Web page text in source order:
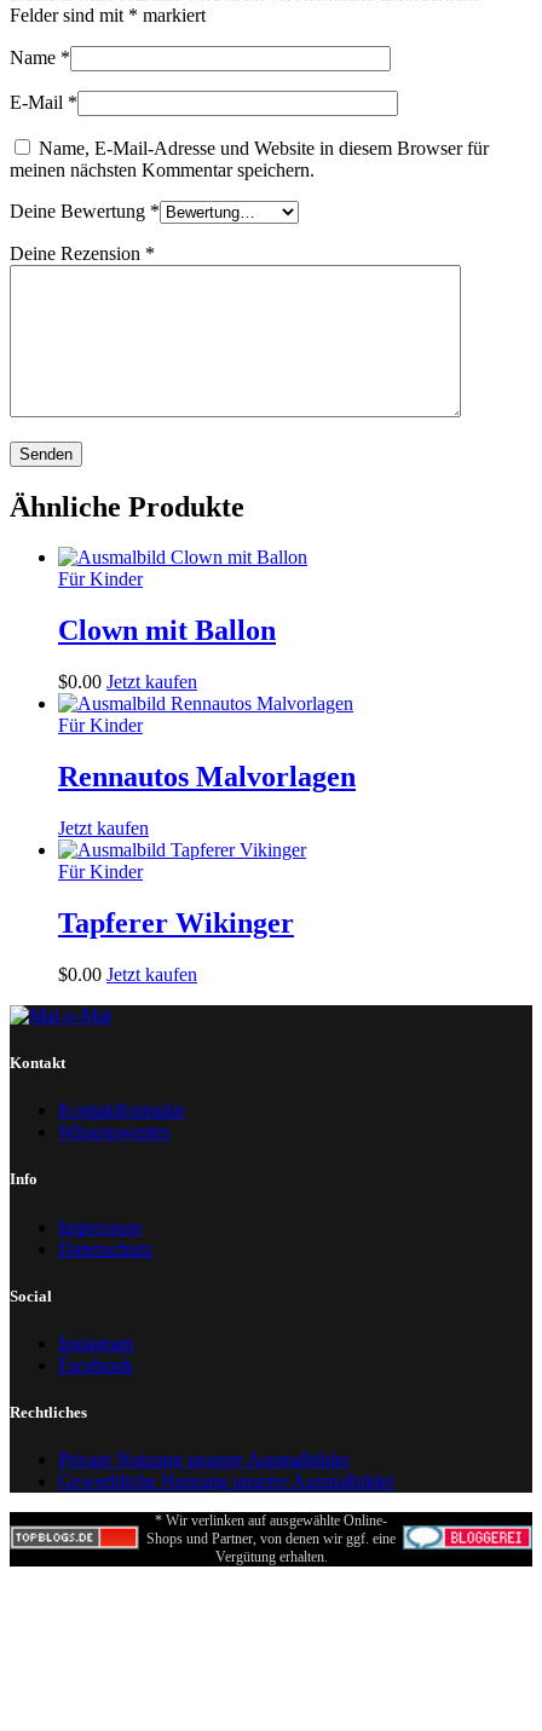
Felder sind mit * markiert
Name *
E-Mail *
Name, E-Mail-Adresse und Website in diesem Browser für
meinen nächsten Kommentar speichern.
Deine Bewertung *
Deine Rezension *
Ähnliche Produkte
Für Kinder
Clown mit Ballon
$0.00 Jetzt kaufen
Für Kinder
Rennautos Malvorlagen
Jetzt kaufen
Für Kinder
Tapferer Wikinger
$0.00 Jetzt kaufen
Kontakt
Kontaktformular
Wissenswertes
Info
Impressum
Datenschutz
Social
Instagram
Facebook
Rechtliches
Private Nutzung unserer Ausmalbilder
Gewerbliche Nutzung unserer Ausmalbilder
* Wir verlinken auf ausgewählte Online-
Shops und Partner, von denen wir ggf. eine
Vergütung erhalten.